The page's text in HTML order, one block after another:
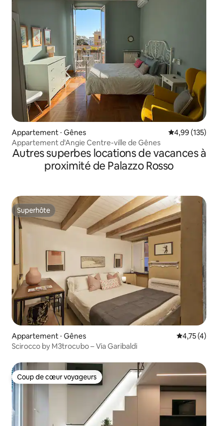
Appartement ⋅ Gênes Évaluation
4,99 (135)
Appartement d'Angie Centre-ville de Gênes
Autres superbes locations de vacances à
proximité de Palazzo Rosso
Superhôte
Superhôte
Appartement ⋅ Gênes Évaluation
4,75 (4)
Scirocco by M3trocubo – Via Garibaldi
Coup de cœur voyageurs
Coup de cœur voyageurs